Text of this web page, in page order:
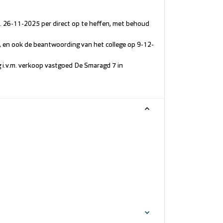
11-2025 per direct op te heffen, met behoud
ook de beantwoording van het college op 9-12-
verkoop vastgoed De Smaragd 7 in